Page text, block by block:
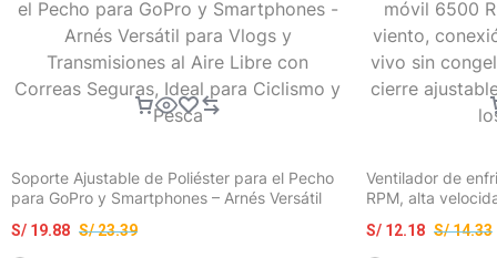
Soporte Ajustable de Poliéster para el Pecho
para GoPro y Smartphones – Arnés Versátil
Correas Seguras, Ideal para Ciclismo y Pesca
S/23.39
S/ 19.88
Ventilador de
RPM, alta
diseño retráctil y
S/14.33
S/ 12.18